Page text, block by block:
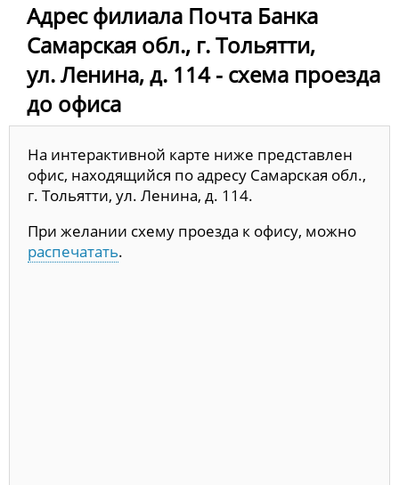
Адрес филиала Почта Банка
Самарская обл., г. Тольятти,
ул. Ленина, д. 114 - схема проезда
до офиса
На интерактивной карте ниже представлен
офис, находящийся по адресу Самарская обл.,
г. Тольятти, ул. Ленина, д. 114.
При желании схему проезда к офису, можно
распечатать.